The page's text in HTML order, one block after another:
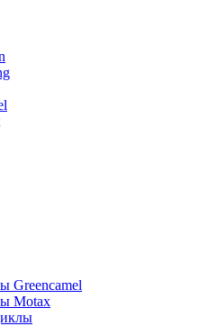
Greencamel
Motax